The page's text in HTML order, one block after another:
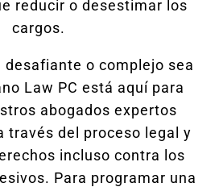
reducir o desestimar los
cargos.
desafiante o complejo sea
Law PC está aquí para
abogados expertos
través del proceso legal y
incluso contra los
Para programar una